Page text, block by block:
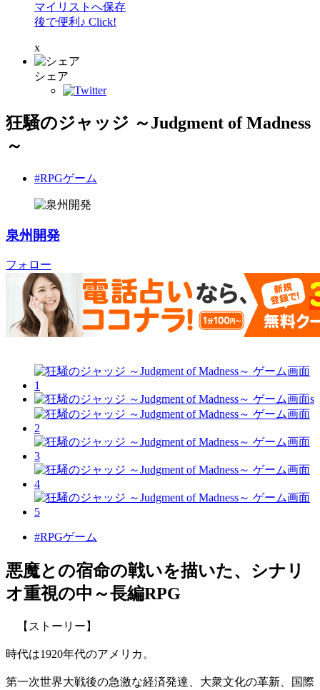
マイリストへ保存
後で便利♪ Click!
x
シェア
狂騒のジャッジ ～Judgment of Madness
～
#RPGゲーム
泉州開発
フォロー
#RPGゲーム
悪魔との宿命の戦いを描いた、シナリ
オ重視の中～長編RPG
【ストーリー】
時代は1920年代のアメリカ。
第一次世界大戦後の急激な経済発達、大衆文化の革新、国際